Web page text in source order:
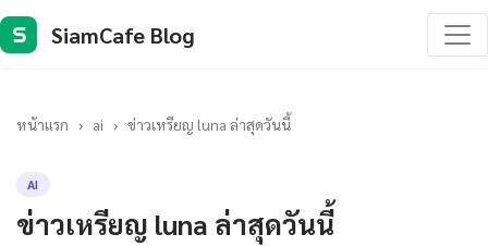
S SiamCafe Blog
หน้าแรก › ai › ข่าวเหรียญ luna ล่าสุดวันนี้
AI
ข่าวเหรียญ luna ล่าสุดวันนี้